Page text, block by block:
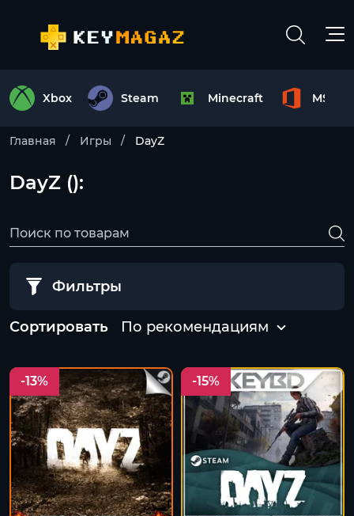
Xbox Steam Minecraft MS
Главная Игры DayZ
DayZ ():
Фильтры
Сортировать По рекомендациям
-13% -15%